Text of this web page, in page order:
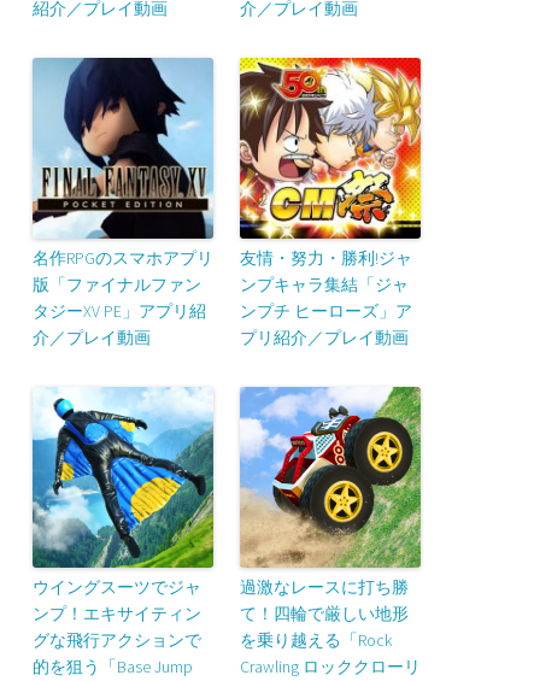
紹介／プレイ動画
介／プレイ動画
名作RPGのスマホアプリ
版「ファイナルファン
タジーXV PE」アプリ紹
介／プレイ動画
友情・努力・勝利!ジャ
ンプキャラ集結「ジャ
ンプチ ヒーローズ」ア
プリ紹介／プレイ動画
ウイングスーツでジャ
ンプ！エキサイティン
グな飛行アクションで
的を狙う「Base Jump
過激なレースに打ち勝
て！四輪で厳しい地形
を乗り越える「Rock
Crawling ロッククローリ